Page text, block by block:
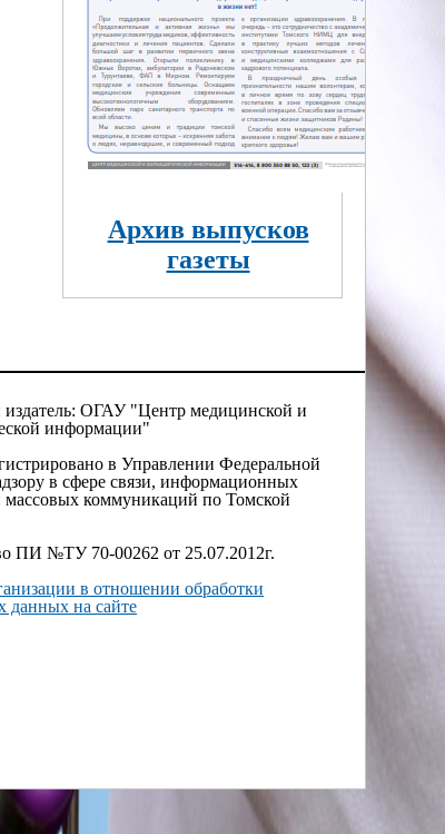
Архив выпусков
газеты
издатель: ОГАУ "Центр медицинской и
информации"
в Управлении Федеральной
в сфере связи, информационных
массовых коммуникаций по Томской
ПИ №ТУ 70-00262 от 25.07.2012г.
в отношении обработки
данных на сайте